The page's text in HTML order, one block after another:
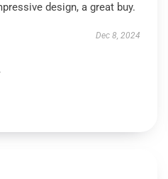
design, a great buy.
Dec 8, 2024